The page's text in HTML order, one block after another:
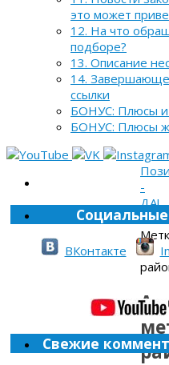
это может
12. На что
подборе?
13. Описание
14.
ссылки
БОНУС: Плюсы и
БОНУС: Плюсы
-
ДА!
»
»
ВКонтакте
Свежие